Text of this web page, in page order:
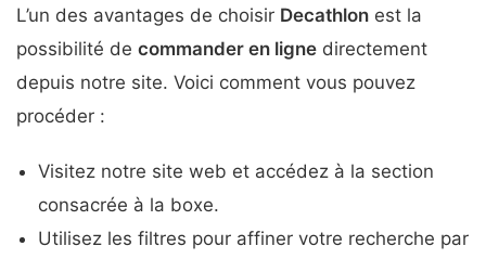
L’un des avantages de choisir Decathlon est la
possibilité de commander en ligne directement
depuis notre site. Voici comment vous pouvez
procéder :
Visitez notre site web et accédez à la section
consacrée à la boxe.
Utilisez les filtres pour affiner votre recherche par